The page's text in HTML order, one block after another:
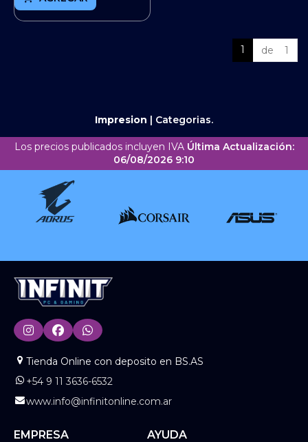
1 de 1
Impresion | Categorias.
Los precios publicados incluyen IVA Última Actualización:
06/08/2026 9:10
Tienda Online con deposito en BS.AS
+54 9 11 3636-6532
www.info@infinitonline.com.ar
EMPRESA AYUDA